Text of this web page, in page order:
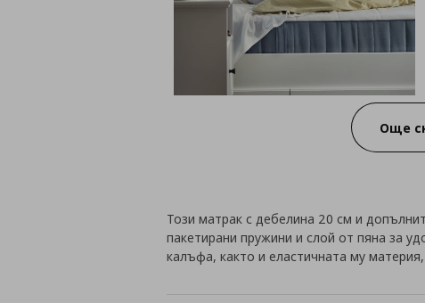
Още
Този матрак с дебелина 20 см и
пакетирани пружини и слой от пяна за
калъфа, както и еластичната му